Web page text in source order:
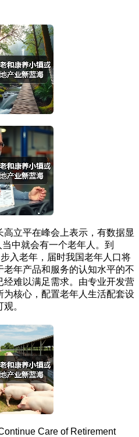
立平在峰会上表示，有数据显
中就会有一个老年人。到
入老年，届时我国老年人口将
年产品和服务的认知水平的不
经难以满足需求。由专业开发营
核心，配置老年人生活配套设
。
Care of Retirement